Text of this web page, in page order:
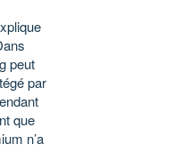
peut
par
que
n’a